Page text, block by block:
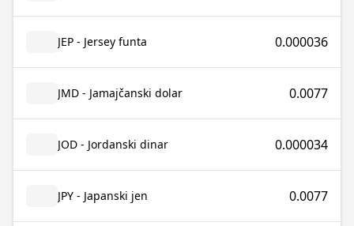
JEP - Jersey funta 0.000036
JMD - Jamajčanski dolar 0.0077
JOD - Jordanski dinar 0.000034
JPY - Japanski jen 0.0077